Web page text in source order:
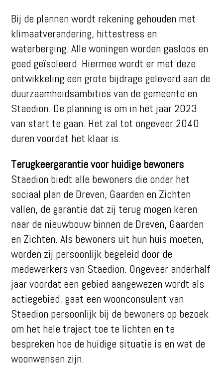
Bij de plannen wordt rekening gehouden met
klimaatverandering, hittestress en
waterberging. Alle woningen worden gasloos en
goed geïsoleerd. Hiermee wordt er met deze
ontwikkeling een grote bijdrage geleverd aan de
duurzaamheidsambities van de gemeente en
Staedion. De planning is om in het jaar 2023
van start te gaan. Het zal tot ongeveer 2040
duren voordat het klaar is.
Terugkeergarantie voor huidige bewoners
Staedion biedt alle bewoners die onder het
sociaal plan de Dreven, Gaarden en Zichten
vallen, de garantie dat zij terug mogen keren
naar de nieuwbouw binnen de Dreven, Gaarden
en Zichten. Als bewoners uit hun huis moeten,
worden zij persoonlijk begeleid door de
medewerkers van Staedion. Ongeveer anderhalf
jaar voordat een gebied aangewezen wordt als
actiegebied, gaat een woonconsulent van
Staedion persoonlijk bij de bewoners op bezoek
om het hele traject toe te lichten en te
bespreken hoe de huidige situatie is en wat de
woonwensen zijn.